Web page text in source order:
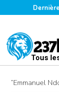
Tous
“Emmanuel
© Fovu club